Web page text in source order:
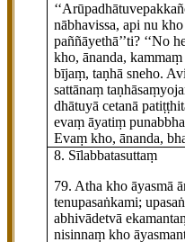
nābhavissa, api nu
paññāyethā’’ti? ‘‘No
kho, ānanda, kammaṃ
bījaṃ, taṇhā sneho.
sattānaṃ
dhātuyā cetanā
evaṃ āyatiṃ
Evaṃ kho, ānanda,
8. Sīlabbatasuttaṃ
79. Atha kho āyasmā
tenupasaṅkami;
abhivādetvā
nisinnaṃ kho